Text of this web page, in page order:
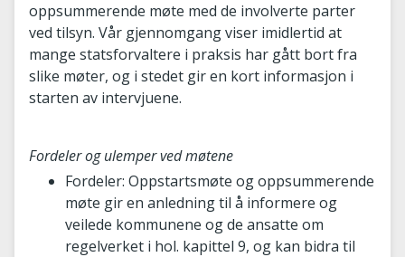
oppsummerende møte med de involverte parter
ved tilsyn. Vår gjennomgang viser imidlertid at
mange statsforvaltere i praksis har gått bort fra
slike møter, og i stedet gir en kort informasjon i
starten av intervjuene.
Fordeler og ulemper ved møtene
Fordeler: Oppstartsmøte og oppsummerende
møte gir en anledning til å informere og
veilede kommunene og de ansatte om
regelverket i hol. kapittel 9, og kan bidra til